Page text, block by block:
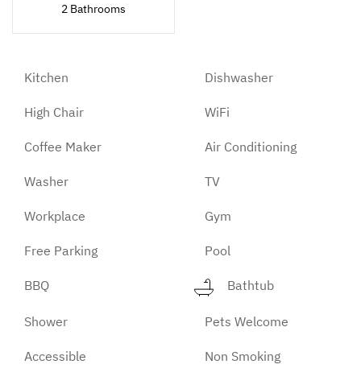
2 Bathrooms
Kitchen Dishwasher
High Chair WiFi
Coffee Maker Air Conditioning
Washer TV
Workplace Gym
Free Parking Pool
BBQ Bathtub
Shower Pets Welcome
Accessible Non Smoking